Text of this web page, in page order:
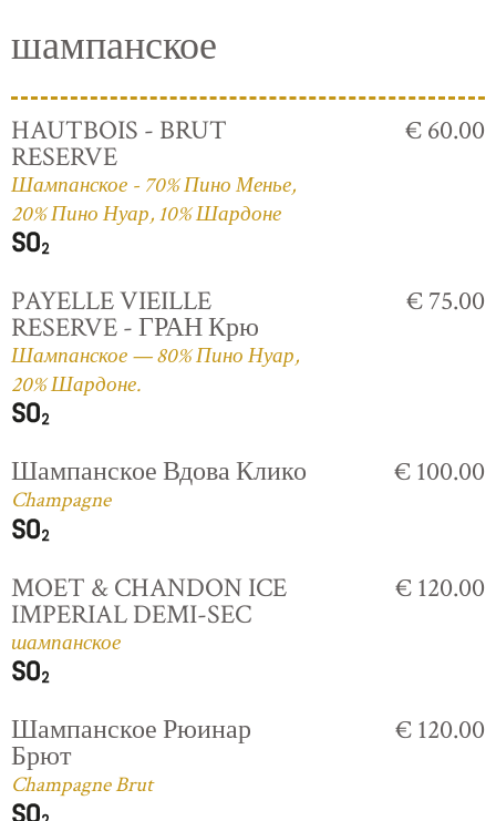
шампанское
HAUTBOIS - BRUT
RESERVE
Шампанское - 70% Пино Менье,
20% Пино Нуар, 10% Шардоне
€ 60.00
PAYELLE VIEILLE
RESERVE - ГРАН Крю
Шампанское — 80% Пино Нуар,
20% Шардоне.
€ 75.00
Шампанское Вдова Клико
Champagne
€ 100.00
MOET & CHANDON ICE
IMPERIAL DEMI-SEC
шампанское
€ 120.00
Шампанское Рюинар
Брют
Champagne Brut
€ 120.00